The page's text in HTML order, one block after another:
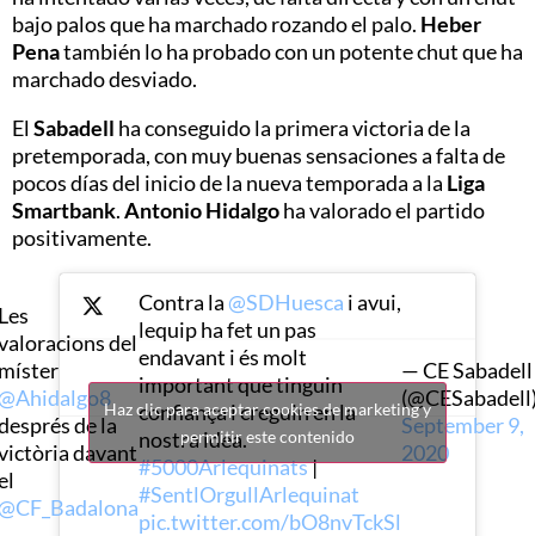
bajo palos que ha marchado rozando el palo. Heber
Penatambién lo ha probado con un potente chut que ha
marchado desviado.
ElSabadell ha conseguido la primera victoria de la
pretemporada, con muy buenas sensaciones a falta de
pocos días del inicio de la nueva temporada a la Liga
Smartbank.Antonio Hidalgoha valorado el partido
positivamente.
del
de la
davant
Contra la @SDHuesca i avui,
lequip ha fet un pas
endavant i és molt
important que tinguin
confiança i creguin en la
nostra idea.
#5000Arlequinats|
#SentlOrgullArlequinat
pic.twitter.com/bO8nvTckSl
— CE Sabadell
September 9,
2020
Haz clic para aceptar cookies de marketing y
permitir este contenido